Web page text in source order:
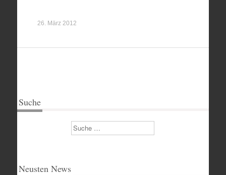
26. März 2012
Suche
Suchen
Neusten News